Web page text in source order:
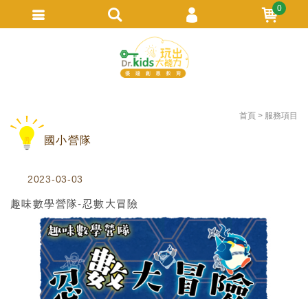
首頁 服務項目
國小營隊
2023-03-03
趣味數學營隊-忍數大冒險
0
會員登入
會員註冊
追蹤清單
繁體中文